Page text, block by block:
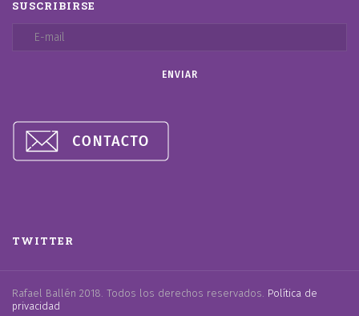
SUSCRIBIRSE
TWITTER
Rafael Ballén 2018. Todos los derechos reservados. Política de
privacidad